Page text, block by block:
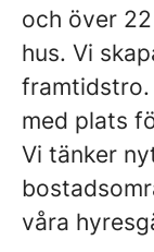
och över
hus. Vi
framtidstro.
med plats
Vi tänker
våra